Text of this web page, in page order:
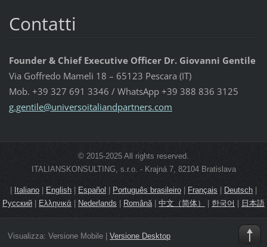
Contatti
Founder & Chief Executive Officer Dr. Giovanni Gentile
Via Goffredo Mameli 18 – 65123 Pescara (IT)
Mob. +39 327 691 3346 / WhatsApp +39 388 836 3125
g.gentile@universoitaliandpartners.com
© 2015-2025 All rights reserved.
ITALIANSKONSULTING, s.r.o. - Krajná 7, 82104 Bratislava
| Italiano| English| Español|Português brasileiro | Français | Deutsch|
Русский | Ελληνικά | Nederlands |Română | 中文（简体） | 한국어 | 日本語
Visualizza: Versione Mobile| Versione Desktop